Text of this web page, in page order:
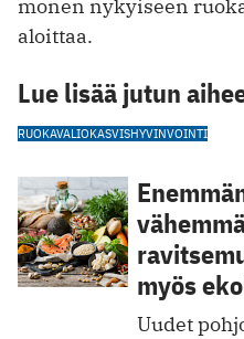
monen nykyiseen
aloittaa.
Lue lisää jutun
RUOKAVALIOKASVISHYVINVOINTI
myös
Uudet